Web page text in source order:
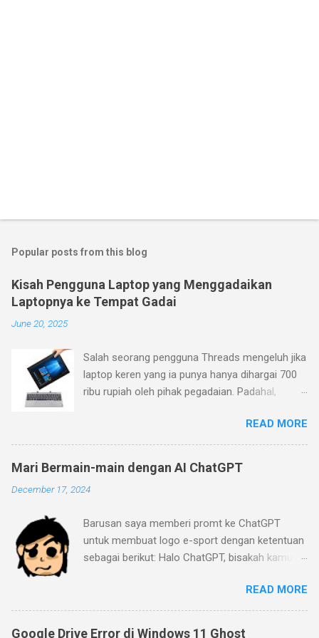
Popular posts from this blog
Kisah Pengguna Laptop yang Menggadaikan
Laptopnya ke Tempat Gadai
June 20, 2025
Salah seorang pengguna Threads mengeluh jika
laptop keren yang ia punya hanya dihargai 700
ribu rupiah oleh pihak pegadaian. Padahal,
jadul (pembelian Januari 2023), sementara ia
mengajukan barang ke pegadaian pada Januari
2024. Menurutnya, laptop yang ia beli memiliki
desain dan fitur yang keren (keyboard yang bisa
dilepas dan layar sentuh dengan warna mineral
apakah Pegadaian BUMN dengan logo hijau
atau pegadaian yang umum ada di pinggir-
pinggir jalan) beralasan bahwa laptop itu
hanya Celeron N4020 2C/2T dengan clock
speed 1.1GHz (2.8 GHz jika turbo) dengan
cache 4MB. Ditambah lagi memori 8GB yang
READ MORE
Mari Bermain-main dengan AI ChatGPT
December 17, 2024
Barusan saya memberi promt ke ChatGPT
untuk membuat logo e-sport dengan ketentuan
sebagai berikut: Halo ChatGPT, bisakah kamu
gaya klub e-sport Mobile Legend? saya mau
logo ada tulisan "Strip-IT" dan berikan sentuhan
game Mobile Legend di sana. Penasaran
READ MORE
Google Drive Error di Windows 11 Ghost